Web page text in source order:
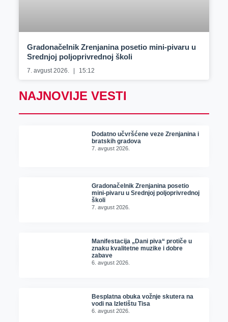
Gradonačelnik Zrenjanina posetio mini-pivaru u
Srednjoj poljoprivrednoj školi
7. avgust 2026. 15:12
NAJNOVIJE VESTI
Dodatno učvršćene veze Zrenjanina i
bratskih gradova
7. avgust 2026.
Gradonačelnik Zrenjanina posetio
mini-pivaru u Srednjoj poljoprivrednoj
školi
7. avgust 2026.
Manifestacija „Dani piva“ protiče u
znaku kvalitetne muzike i dobre
zabave
6. avgust 2026.
Besplatna obuka vožnje skutera na
vodi na Izletištu Tisa
6. avgust 2026.